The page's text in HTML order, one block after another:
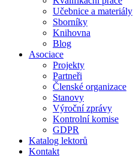
Učebnice a materiály
Sborníky
Knihovna
Blog
Asociace
Projekty
Partneři
Členské organizace
Stanovy
Výroční zprávy
Kontrolní komise
GDPR
Katalog lektorů
Kontakt